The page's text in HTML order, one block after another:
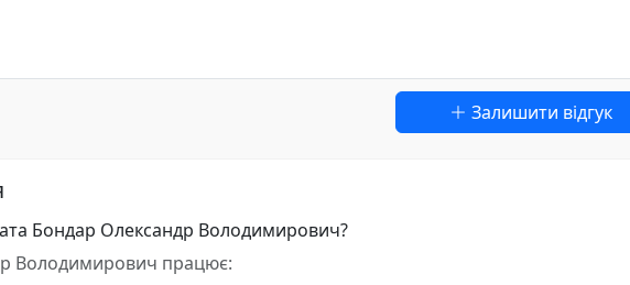
Залишити відгук
Бондар Олександр Володимирович?
Володимирович працює: